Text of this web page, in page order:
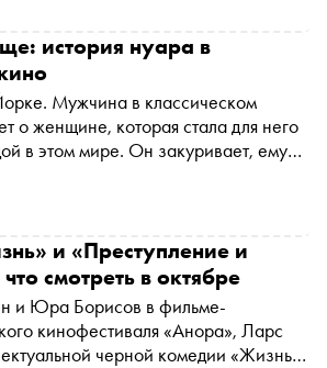
школьной поездке на театральный
«Сноба»
история нуара в
Мужчина в классическом
о женщине, которая стала для него
в этом мире. Он закуривает, ему
Депрессия, мрачная атмосфера,
штрихами. Он возник в
и потерянности, а сейчас мы
во всех жанрах искусства. История
«Сноба»
и «Преступление и
смотреть в октябре
и Юра Борисов в фильме-
кинофестиваля «Анора», Ларс
черной комедии «Жизнь»